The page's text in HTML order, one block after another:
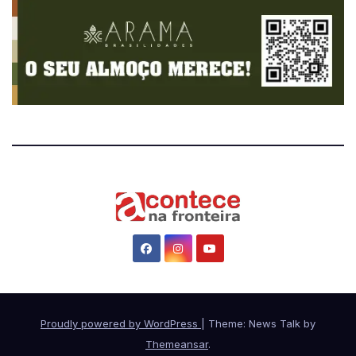
Proudly powered by WordPress
Theme: News Talk by
Themeansar.